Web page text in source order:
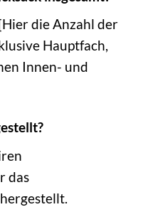
die Anzahl der
Hauptfach,
Innen- und
das